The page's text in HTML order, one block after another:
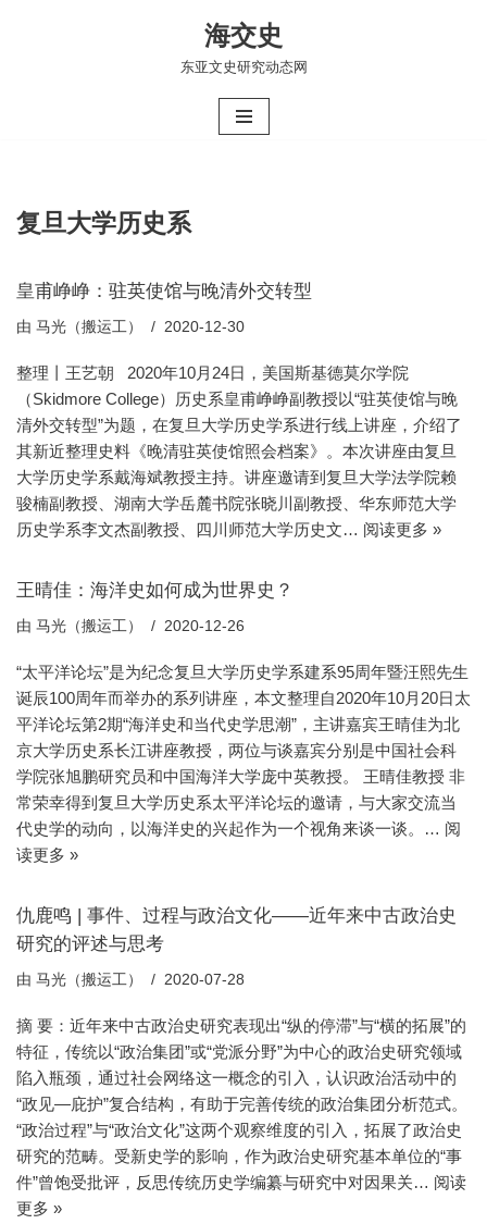
海交史
东亚文史研究动态网
复旦大学历史系
皇甫峥峥：驻英使馆与晚清外交转型
由 马光（搬运工） 2020-12-30
整理丨王艺朝 2020年10月24日，美国斯基德莫尔学院
（Skidmore College）历史系皇甫峥峥副教授以“驻英使馆与晚
清外交转型”为题，在复旦大学历史学系进行线上讲座，介绍了
其新近整理史料《晚清驻英使馆照会档案》。本次讲座由复旦
大学历史学系戴海斌教授主持。讲座邀请到复旦大学法学院赖
骏楠副教授、湖南大学岳麓书院张晓川副教授、华东师范大学
历史学系李文杰副教授、四川师范大学历史文… 阅读更多 »
王晴佳：海洋史如何成为世界史？
由 马光（搬运工） 2020-12-26
“太平洋论坛”是为纪念复旦大学历史学系建系95周年暨汪熙先生
诞辰100周年而举办的系列讲座，本文整理自2020年10月20日太
平洋论坛第2期“海洋史和当代史学思潮”，主讲嘉宾王晴佳为北
京大学历史系长江讲座教授，两位与谈嘉宾分别是中国社会科
学院张旭鹏研究员和中国海洋大学庞中英教授。 王晴佳教授 非
常荣幸得到复旦大学历史系太平洋论坛的邀请，与大家交流当
代史学的动向，以海洋史的兴起作为一个视角来谈一谈。… 阅
读更多 »
仇鹿鸣 | 事件、过程与政治文化——近年来中古政治史
研究的评述与思考
由 马光（搬运工） 2020-07-28
摘 要：近年来中古政治史研究表现出“纵的停滞”与“横的拓展”的
特征，传统以“政治集团”或“党派分野”为中心的政治史研究领域
陷入瓶颈，通过社会网络这一概念的引入，认识政治活动中的
“政见—庇护”复合结构，有助于完善传统的政治集团分析范式。
“政治过程”与“政治文化”这两个观察维度的引入，拓展了政治史
研究的范畴。受新史学的影响，作为政治史研究基本单位的“事
件”曾饱受批评，反思传统历史学编纂与研究中对因果关… 阅读
更多 »